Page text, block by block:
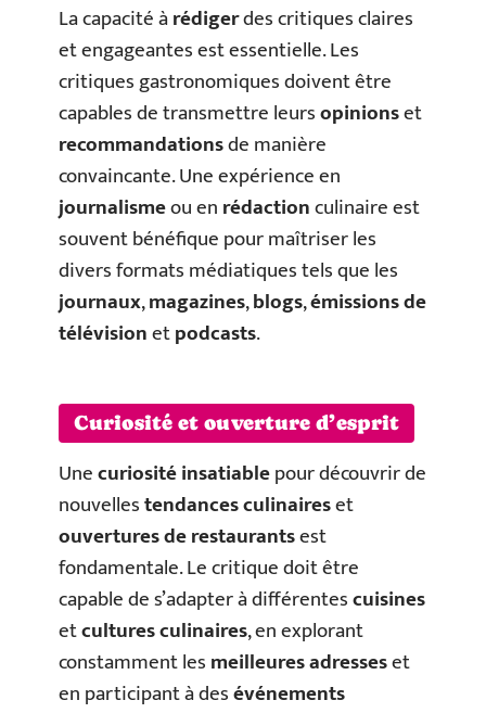
La capacité àrédigerdes critiques claires
et engageantes est essentielle. Les
critiques gastronomiques doivent être
capables de transmettre leursopinionset
recommandationsde manière
convaincante. Une expérience en
journalismeou enrédactionculinaire est
souvent bénéfique pour maîtriser les
divers formats médiatiques tels que les
journaux,magazines,blogs,émissions de
télévisionetpodcasts.
Curiosité et ouverture d’esprit
Unecuriosité insatiablepour découvrir de
nouvellestendances culinaireset
ouvertures de restaurantsest
fondamentale. Le critique doit être
capable de s’adapter à différentescuisines
etcultures culinaires, en explorant
constamment lesmeilleures adresseset
en participant à desévénements